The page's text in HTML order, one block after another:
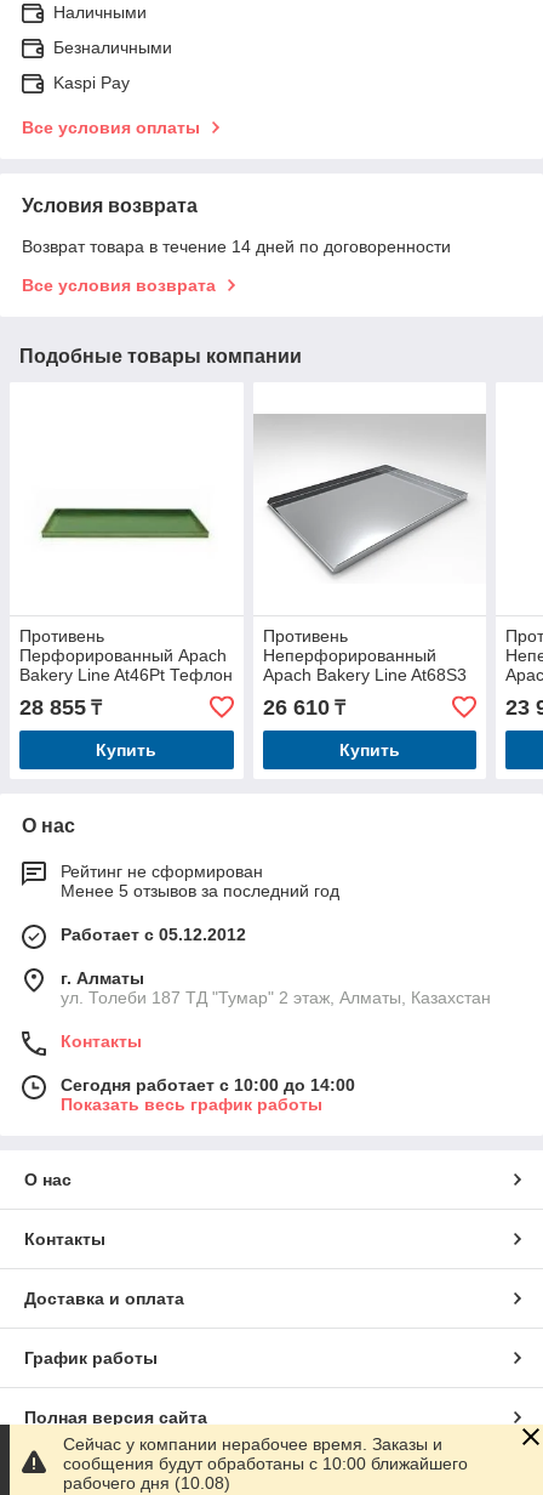
Наличными
Безналичными
Kaspi Pay
Все условия оплаты
Условия возврата
Возврат товара в течение 14 дней по договоренности
Все условия возврата
Подобные товары компании
Противень
Перфорированный Apach
Bakery Line At46Pt Тефлон
28 855 ₸
Купить
Противень
Неперфорированный
Apach Bakery Line At68S3
Со Скосом
26 610₸
Купить
23
О нас
Рейтинг не сформирован
Менее 5 отзывов за последний год
Работает с 05.12.2012
г. Алматы
ул. Толеби 187 ТД "Тумар" 2 этаж, Алматы, Казахстан
Контакты
Сегодня работает с 10:00 до 14:00
Показать весь график работы
О нас
Контакты
Доставка и оплата
График работы
Полная версия сайта
Сайт создан на маркетплейсе
Сейчас у компании нерабочее время. Заказы и
сообщения будут обработаны с 10:00 ближайшего
рабочего дня (10.08)